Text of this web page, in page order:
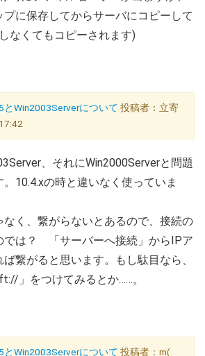
に保存してからサーバにコピーして
なくてもコピーされます)
とWin2003Serverについて 投稿者：立寄
、それにWin2000Serverと問題
10.4.xの時と違いなく使っていま
なく、繋がらないとあるので、接続の
では？ 「サーバーへ接続」からIPア
繋がると思います。もし駄目なら、
」をつけてみるとか……。
とWin2003Serverについて 投稿者：m(.